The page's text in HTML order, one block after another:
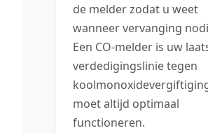
de melder zodat u weet
wanneer vervanging
Een CO-melder is uw
verdedigingslinie tegen
moet altijd optimaal
functioneren.